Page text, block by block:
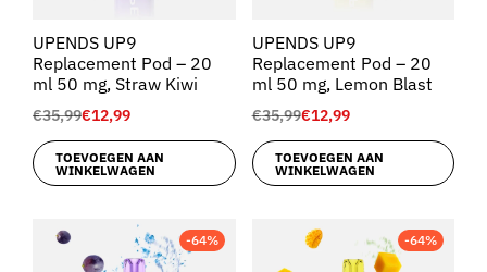
UPENDS UP9
Replacement Pod – 20
ml 50 mg, Straw Kiwi
€35,99€12,99
TOEVOEGEN AAN
WINKELWAGEN
UPENDS UP9
Replacement Pod – 20
ml 50 mg, Lemon Blast
€35,99€12,99
TOEVOEGEN AAN
WINKELWAGEN
-64% -64%